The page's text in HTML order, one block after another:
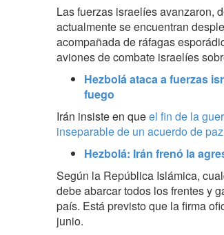
Las fuerzas israelíes avanzaron,
actualmente se encuentran
acompañada de ráfagas
aviones de combate israelíes
Hezbolá ataca a fuerzas
fuego
Irán insiste en queel fin de la
inseparable de un acuerdo de
Hezbolá: Irán frenó la
Según la República Islámica,
debe abarcar todos los frentes y
país. Está previsto que la firma
junio.